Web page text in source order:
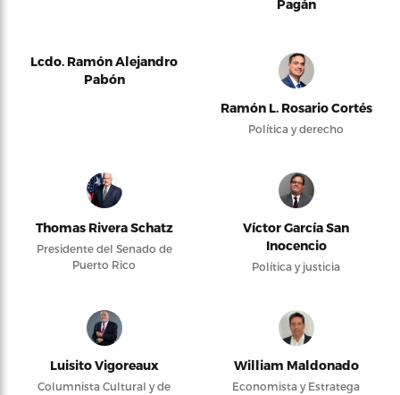
Pagán
Lcdo. Ramón Alejandro
Pabón
Ramón L. Rosario Cortés
Política y derecho
Thomas Rivera Schatz
Presidente del Senado de
Puerto Rico
Víctor García San
Inocencio
Política y justicia
Luisito Vigoreaux
Columnista Cultural y de
William Maldonado
Economista y Estratega